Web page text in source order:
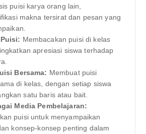
puisi karya orang lain,
makna tersirat dan pesan yang
Membacakan puisi di kelas
apresiasi siswa terhadap
Bersama: Membuat puisi
di kelas, dengan setiap siswa
satu baris atau bait.
Media Pembelajaran:
puisi untuk menyampaikan
konsep-konsep penting dalam